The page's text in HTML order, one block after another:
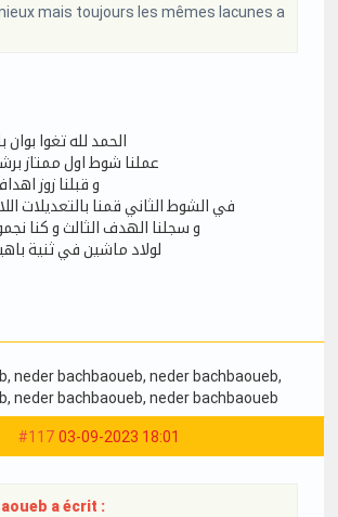
mais toujours les mêmes lacunes a
الحمد لله تغوا
عملنا شوط اول ممتاز
و قبلنا زوز
في الشوط الثاني قمنا بالتعديلات
و سجلنا الهدف الثالث و كنا
لولاد ماشين في ثنية
, neder bachbaoueb, neder bachbaoueb,
, neder bachbaoueb, neder bachbaoueb
#117 03-09-2023 18:01
a écrit :